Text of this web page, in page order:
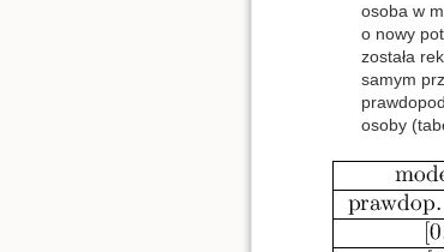
osoba w
o nowy
została
samym
osoby